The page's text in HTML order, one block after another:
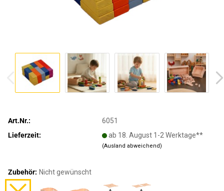
Art.Nr.:
6051
Lieferzeit:
ab 18. August 1-2 Werktage**
(Ausland abweichend)
Zubehör: Nicht gewünscht